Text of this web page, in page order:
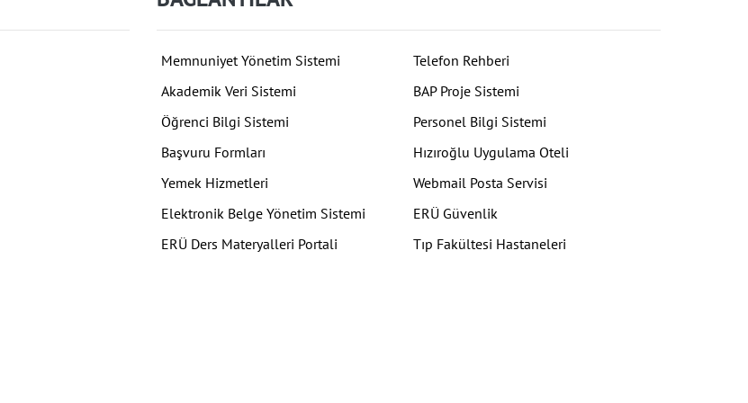
Memnuniyet Yönetim Sistemi
Telefon Rehberi
Akademik Veri Sistemi
BAP Proje Sistemi
Öğrenci Bilgi Sistemi
Personel Bilgi Sistemi
Başvuru Formları
Hızıroğlu Uygulama Oteli
Yemek Hizmetleri
Webmail Posta Servisi
Elektronik Belge Yönetim Sistemi
ERÜ Güvenlik
ERÜ Ders Materyalleri Portali
Tıp Fakültesi Hastaneleri